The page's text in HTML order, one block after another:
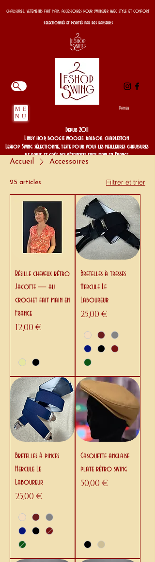
chaussures, vêtements fait main, accessoires pour swinguer avec style et confort
selectionnés et portés par des danseurs
ME
NU
Panier
Depuis 2011
Lindy hop, boogie woogie, balboa, charleston
Leshop Swing sélectionne, teste pour vous les meilleures chaussures
de danse et crée des vêtements faits main en France
Accueil Accessoires
25 articles Filtrer et trier
Résille cheveux rétro
Jacotte — au
crochet fait main en
France
Prix
12,00 €
Bretelles à tresses
Hercule Le
Laboureur
Prix
25,00 €
Bretelles à pinces
Hercule Le
Laboureur
Prix
25,00 €
Casquette anglaise
plate rétro swing
Prix
50,00 €